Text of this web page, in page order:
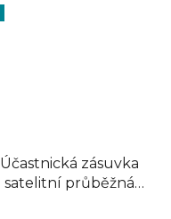
Účastnická zásuvka
satelitní průběžná